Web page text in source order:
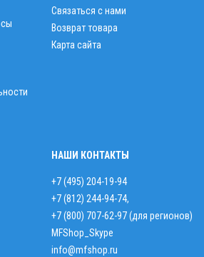
Связаться с нами
Возврат товара
Карта сайта
НАШИ КОНТАКТЫ
+7 (495) 204-19-94
+7 (812) 244-94-74,
+7 (800) 707-62-97 (для регионов)
MFShop_Skype
info@mfshop.ru